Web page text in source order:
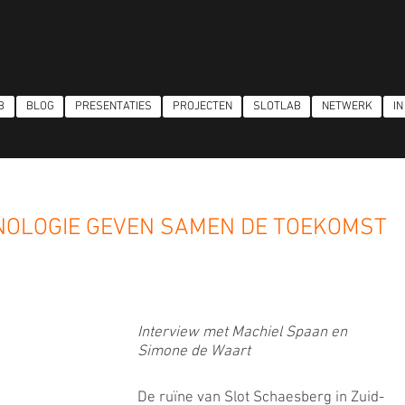
BLOG PRESENTATIES PROJECTEN SLOTLAB NETWERK
GEVEN SAMEN DE TOEKOMST
Interview met Machiel Spaan en
Simone de Waart
De ruïne van Slot Schaesberg in Zuid-